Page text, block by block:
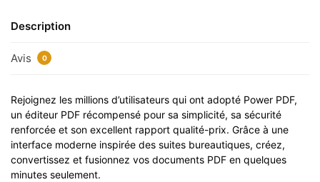
Description
Avis 0
Rejoignez les millions d’utilisateurs qui ont adopté Power PDF,
un éditeur PDF récompensé pour sa simplicité, sa sécurité
renforcée et son excellent rapport qualité-prix. Grâce à une
interface moderne inspirée des suites bureautiques, créez,
convertissez et fusionnez vos documents PDF en quelques
minutes seulement.